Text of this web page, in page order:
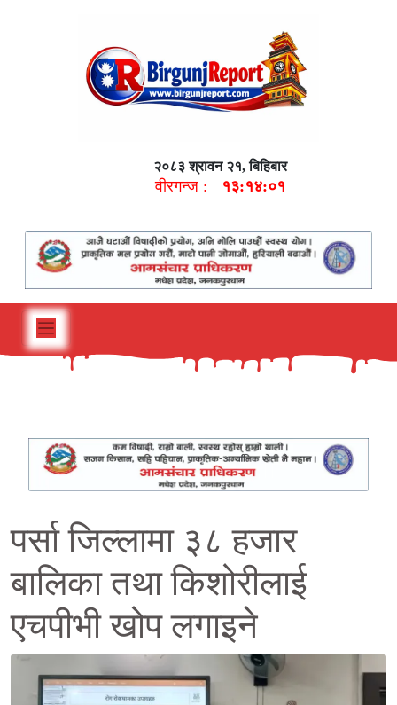
२०८३ श्रावन २१, बिहिबार
वीरगन्ज : १३:१४:०२
पर्सा जिल्लामा ३८ हजार
बालिका तथा किशोरीलाई
एचपीभी खोप लगाइने